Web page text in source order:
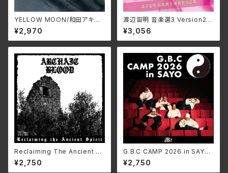
YELLOW MOON/和田アキ
ラ ALT-527C(仕様:CD)
¥2,970
渡辺宙明 音楽選3 Version2/
田中由美子、根本由美、成松こだ
ま 3SCD-0072(仕様:CD)
¥3,056
Reclaiming The Ancient Sp
irit/Archaic Blood HMP-12
0(仕様:CD)
¥2,750
G.B.C CAMP 2026 in SAYO/
G.B.C CAMP LEXCD-2600
2(仕様:)
¥2,750